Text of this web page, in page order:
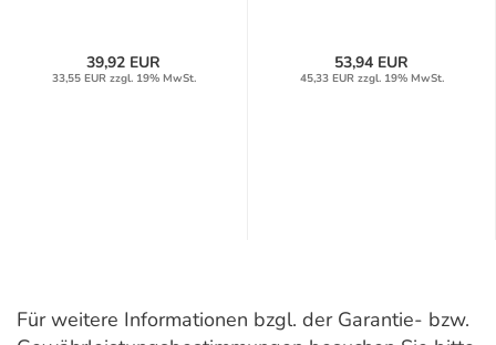
39,92 EUR
33,55 EUR zzgl. 19% MwSt.
53,94 EUR
45,33 EUR zzgl. 19% MwSt.
Für weitere Informationen bzgl. der Garantie- bzw.